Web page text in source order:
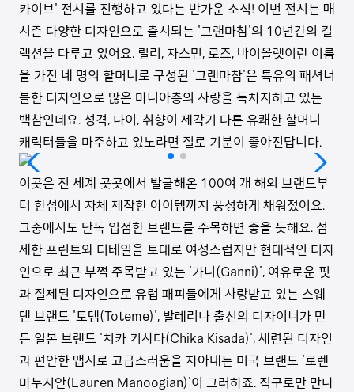
카이브' 전시를 진행하고 있다는 반가운 소식! 이번 전시는 매
시즌 다양한 디자인으로 출시되는 '그랜마참'의 10년간의 컬
렉션을 다루고 있어요. 릴리, 자스민, 로즈, 바이올렛이란 이름
을 가진 네 명의 할머니로 구성된 '그랜마참'은 특유의 패셔너
블한 디자인으로 많은 마니아층의 사랑을 독차지하고 있는
백참인데요. 성격, 나이, 취향이 제각기 다른 유쾌한 할머니
캐릭터들을 마주하고 있노라면 절로 기분이 좋아진답니다.
이곳은 전 세계 곳곳에서 발굴해온 100여 개 해외 브랜드부
터 한섬에서 자체 제작한 아이템까지 풍성하게 채워졌어요.
그중에서도 단독 입점한 브랜드를 주목하면 좋을 듯해요. 섬
세한 프린트와 디테일을 토대로 여성스럽지만 현대적인 디자
인으로 최근 부쩍 주목받고 있는 '가니(Ganni)', 여유로운 핏
과 절제된 디자인으로 유럽 패피들에게 사랑받고 있는 스웨
덴 브랜드 '토템(Toteme)', 발레리나 출신의 디자이너가 만
든 일본 브랜드 '치카 키사다(Chika Kisada)', 세련된 디자인
과 편안한 맵시로 고급스러움을 자아내는 미국 브랜드 '로렌
마누지안(Lauren Manoogian)'이 그러하죠. 직구로만 만나